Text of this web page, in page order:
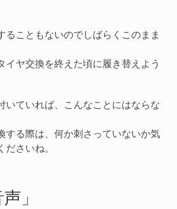
ることもないのでしばらくこのまま
イヤ交換を終えた頃に履き替えよう
いていれば、こんなことにはならな
する際は、何か刺さっていないか気
さいね。
」